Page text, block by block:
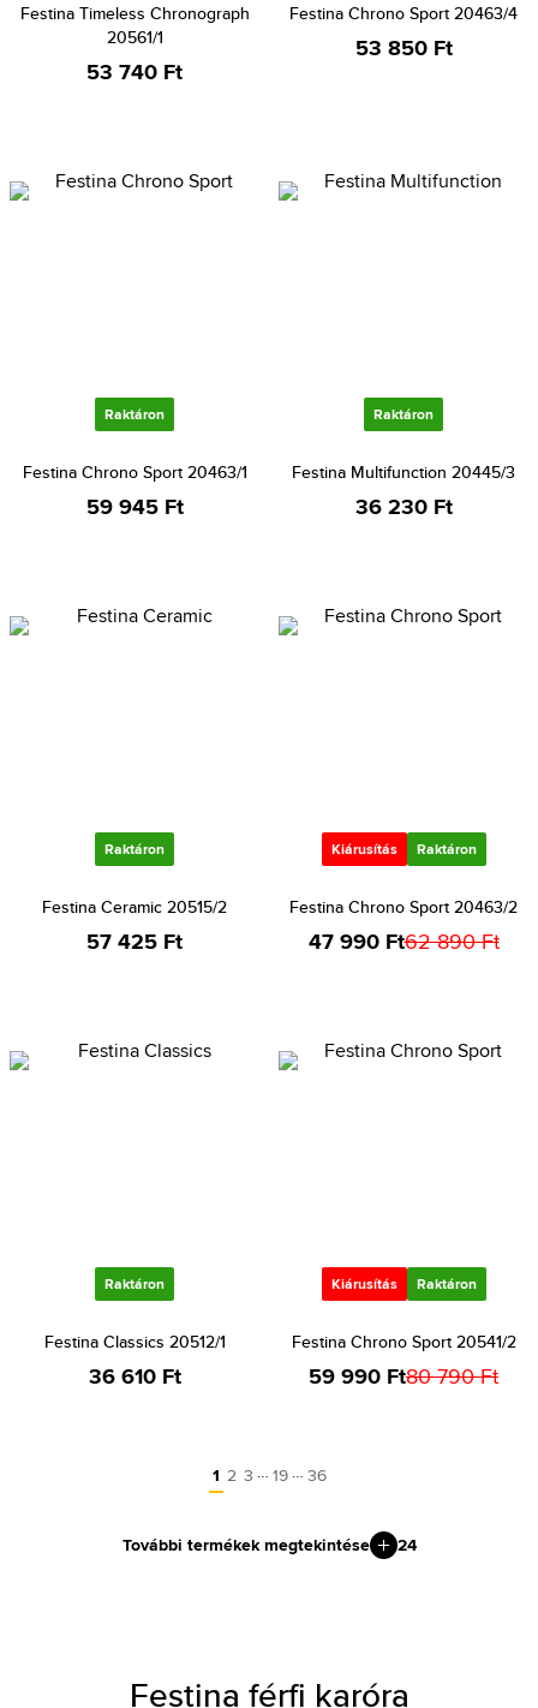
Festina Timeless Chronograph
20561/1
53 740 Ft
Festina Chrono Sport 20463/4
53 850 Ft
Raktáron
Festina Chrono Sport 20463/1
59 945 Ft
Raktáron
Festina Multifunction 20445/3
36 230 Ft
Raktáron
Festina Ceramic 20515/2
57 425 Ft
Kiárusítás Raktáron
Festina Chrono Sport 20463/2
47 990 Ft62 890 Ft
Raktáron
Festina Classics 20512/1
36 610 Ft
Kiárusítás Raktáron
Festina Chrono Sport 20541/2
59 990 Ft80 790 Ft
1 2 3 … 19 … 36
További termékek megtekintése 24
Festina férfi karóra